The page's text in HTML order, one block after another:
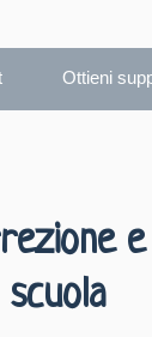
Ottieni
e